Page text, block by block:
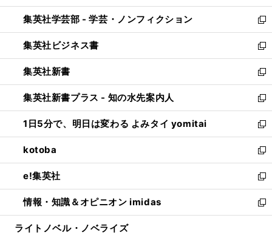
開
く
ウ
で
開
く
ン
ド
ウ
で
開
く
ウ
ィ
ン
ド
ウ
で
開
く
集英社学芸部 - 学芸・ノンフィクション
新
し
い
ウ
ィ
ン
ド
ウ
で
開
く
集英社ビジネス書
新
し
い
ウ
ィ
ン
ド
ウ
で
開
く
集英社新書
新
し
い
ウ
ィ
ン
ド
ウ
で
開
く
集英社新書プラス - 知の水先案内人
新
し
い
ウ
ィ
ン
ド
ウ
で
開
1日5分で、明日は変わる よみタイ yomitai
新
し
い
ウ
ィ
ン
ド
ウ
kotoba
新
し
い
ウ
ィ
ン
e!集英社
新
し
い
ウ
情報・知識＆オピニオン imidas
新
し
ライトノベル・ノベライズ